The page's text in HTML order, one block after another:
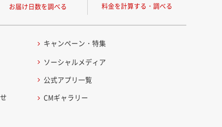
お届け日数を調べる 料金を計算する・調べる
キャンペーン・特集
ソーシャルメディア
公式アプリ一覧
CMギャラリー